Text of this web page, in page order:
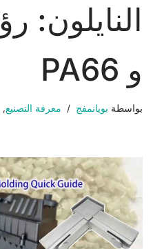
و PA66
بواسطة بويانمفج معرفة التصنيع,